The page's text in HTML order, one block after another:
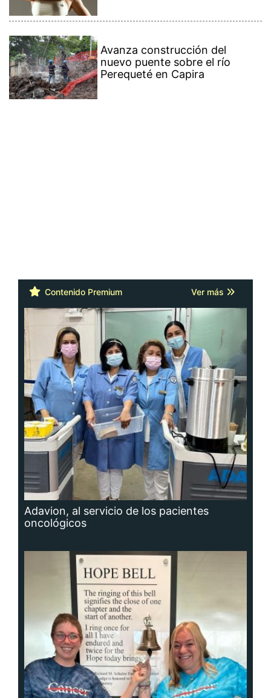
Avanza construcción del
nuevo puente sobre el río
Perequeté en Capira
Contenido Premium Ver más
Adavion, al servicio de los pacientes
oncológicos